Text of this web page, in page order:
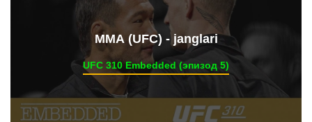
ММА (UFC) - janglari
UFC 310 Embedded (эпизод 5)